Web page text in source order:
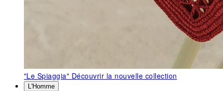
"Le Spiaggia" Découvrir la nouvelle collection
L'Homme